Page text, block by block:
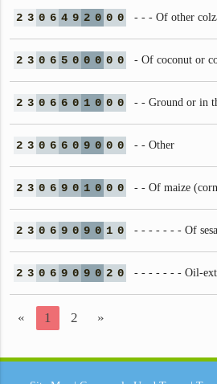
2 3 0 6 4 9 2 0 0 0 - - - Of other
2 3 0 6 5 0 0 0 0 0 - Of coconut or
2 3 0 6 6 0 1 0 0 0 - - Ground or in
2 3 0 6 6 0 9 0 0 0 - - Other
2 3 0 6 9 0 1 0 0 0 - - Of maize
2 3 0 6 9 0 9 0 1 0 - - - - - - - Of
2 3 0 6 9 0 9 0 2 0 - - - - - - - Oil-
« 1 2 »